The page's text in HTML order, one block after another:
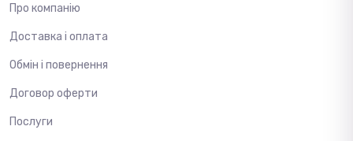
Про компанію
Доставка і оплата
Обмін і повернення
Договор оферти
Послуги